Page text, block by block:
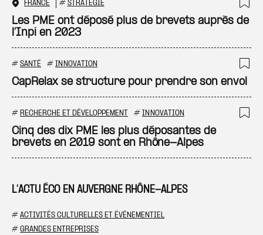
L’ACTU ÉCO EN AUVERGNE RHÔNE-ALPES
# ACTIVITÉS CULTURELLES ET ÉVÉNEMENTIEL
# GRANDES ENTREPRISES
FRANCE # STRATÉGIE
Les PME ont déposé plus de brevets auprès de
l’Inpi en 2023
# SANTÉ # INNOVATION
CapRelax se structure pour prendre son envol
# RECHERCHE ET DÉVELOPPEMENT # INNOVATION
Cinq des dix PME les plus déposantes de
brevets en 2019 sont en Rhône-Alpes